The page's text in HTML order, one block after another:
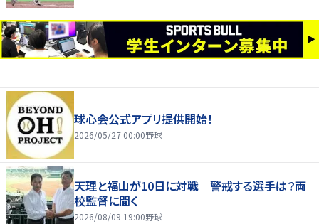
球心会公式アプリ提供開始！
2026/05/27 00:00野球
天理と福山が10日に対戦 警戒する選手は？両
校監督に聞く
2026/08/09 19:00野球